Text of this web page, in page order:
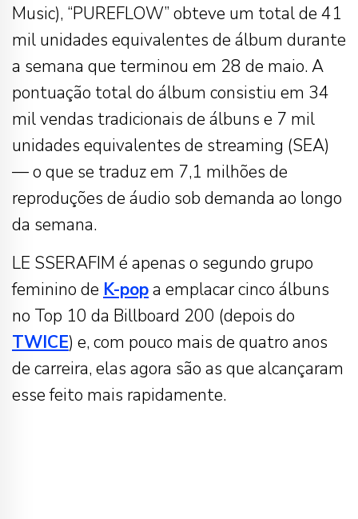
Music), “PUREFLOW” obteve um total de 41
mil unidades equivalentes de álbum durante
a semana que terminou em 28 de maio. A
pontuação total do álbum consistiu em 34
mil vendas tradicionais de álbuns e 7 mil
unidades equivalentes de streaming (SEA)
— o que se traduz em 7,1 milhões de
reproduções de áudio sob demanda ao longo
da semana.
LE SSERAFIM é apenas o segundo grupo
feminino de K-popa emplacar cinco álbuns
no Top 10 da Billboard 200 (depois do
TWICE) e, com pouco mais de quatro anos
de carreira, elas agora são as que alcançaram
esse feito mais rapidamente.